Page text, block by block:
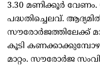
3.30 മണിക്കൂർ
പദ്ധതിച്ചെലവ്.
സൗരോർജത്തിലേക്ക്
കൂടി
മാറ്റം. സൗരോർജ